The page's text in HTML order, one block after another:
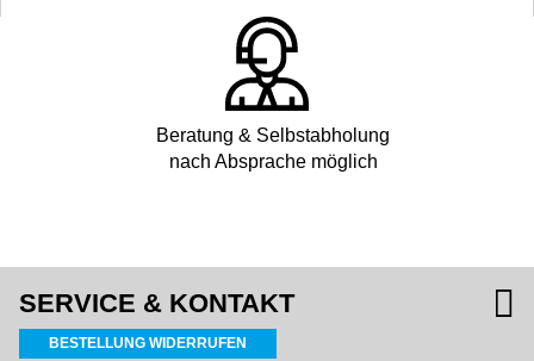
Beratung & Selbstabholung
nach Absprache möglich
SERVICE & KONTAKT
BESTELLUNG WIDERRUFEN